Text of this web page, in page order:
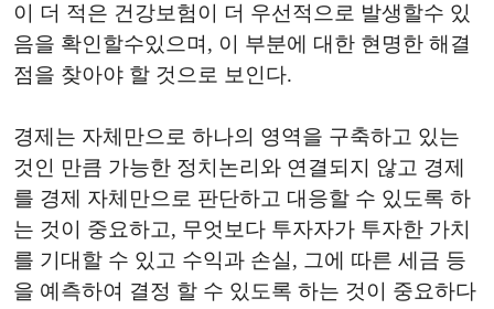
이 더 적은 건강보험이 더 우선적으로 발생할수 있
음을 확인할수있으며, 이 부분에 대한 현명한 해결
점을 찾아야 할 것으로 보인다.
경제는 자체만으로 하나의 영역을 구축하고 있는
것인 만큼 가능한 정치논리와 연결되지 않고 경제
를 경제 자체만으로 판단하고 대응할 수 있도록 하
는 것이 중요하고, 무엇보다 투자자가 투자한 가치
를 기대할 수 있고 수익과 손실, 그에 따른 세금 등
을 예측하여 결정 할 수 있도록 하는 것이 중요하다